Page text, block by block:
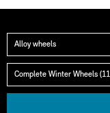
Categoria
Grupo